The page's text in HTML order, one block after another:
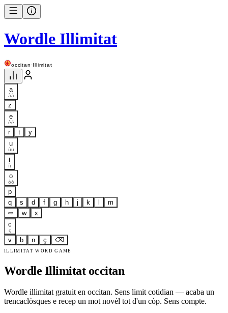
Wordle Illimitat
occitan ·Illimitat
a
àá
z
e
èé
r t
y
u
úü
i
íï
o
òó
p
q
s d f g h j k
m
⇨
w
x
c
ç
v b n ç ⌫
ILLIMITAT WORD GAME
Wordle Illimitat occitan
Wordle illimitat gratuit en occitan. Sens limit cotidian — acaba un
trencaclòsques e recep un mot novèl tot d'un còp. Sens compte.